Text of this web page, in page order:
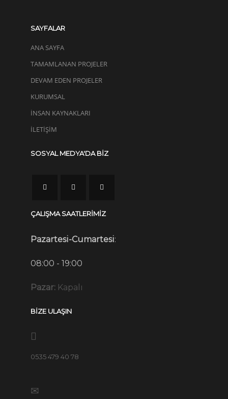
SAYFALAR
ANA SAYFA
TAMAMLANAN PROJELER
DEVAM EDEN PROJELER
KURUMSAL
İNSAN KAYNAKLARI
İLETIŞIM
SOSYAL MEDYA'DA BİZ
ÇALIŞMA SAATLERİMİZ
Pazartesi-Cumartesi:
08:00 - 19:00
Pazar: Kapalı
BİZE ULAŞIN
0535 479 40 78